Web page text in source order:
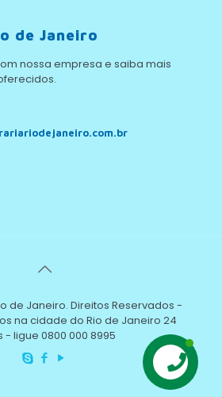
de Janeiro
nossa empresa e saiba mais
de Janeiro. Direitos Reservados -
na cidade do Rio de Janeiro 24
- ligue 0800 000 8995